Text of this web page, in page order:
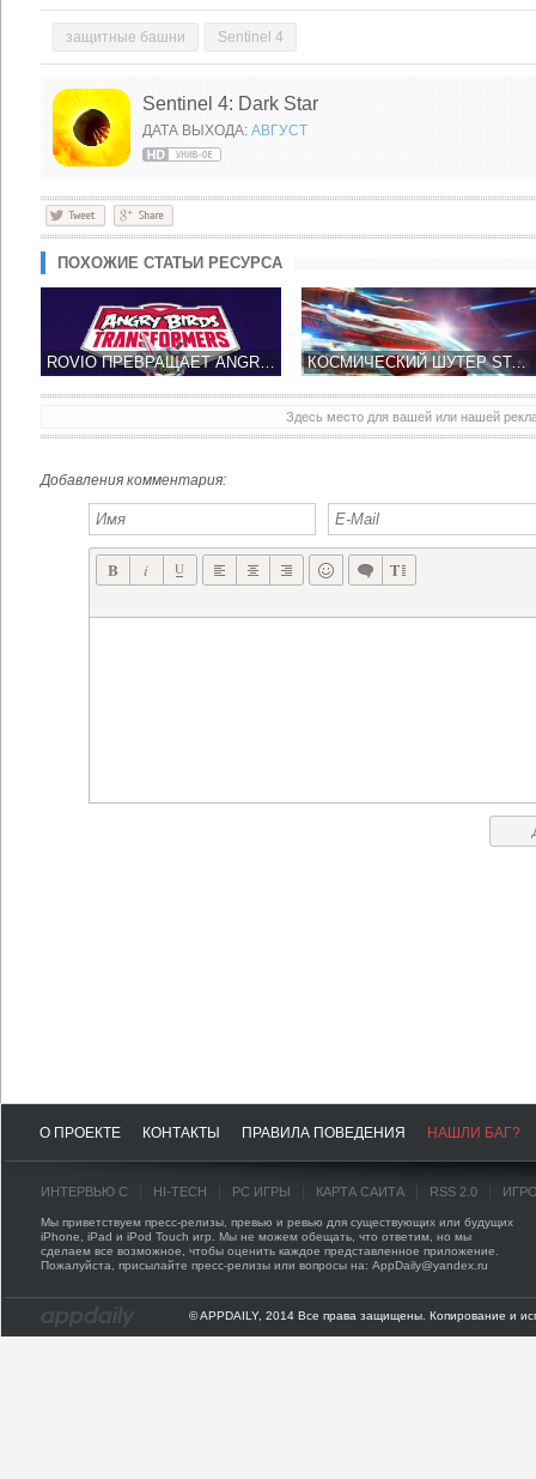
защитные башни Sentinel 4
Sentinel 4: Dark Star
ДАТА ВЫХОДА: АВГУСТ
ПОХОЖИЕ СТАТЬИ РЕСУРСА
ROVIO ПРЕВРАЩАЕТ ANGRY BIRDS В TRANSFORMERS КОСМИЧЕСКИЙ ШУТЕР STAR HORIZON ДОСТУПЕН В APP STORE
Здесь место для вашей или нашей
Добавления комментария:
О ПРОЕКТЕ КОНТАКТЫ ПРАВИЛА ПОВЕДЕНИЯ НАШЛИ БАГ?
ИНТЕРВЬЮ С HI-TECH PC ИГРЫ КАРТА САЙТА RSS 2.0
Мы приветствуем пресс-релизы, превью и ревью для существующих или будущих
iPhone, iPad и iPod Touch игр. Мы не можем обещать, что ответим, но мы
сделаем все возможное, чтобы оценить каждое представленное приложение.
Пожалуйста, присылайте пресс-релизы или вопросы на: AppDaily@yandex.ru
© APPDAILY, 2014 Все права защищены. Копирование и